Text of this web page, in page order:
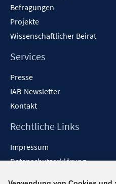
Befragungen
Projekte
Wissenschaftlicher Beirat
Services
Presse
IAB-Newsletter
Kontakt
Rechtliche Links
Impressum
Datenschutzerklärung